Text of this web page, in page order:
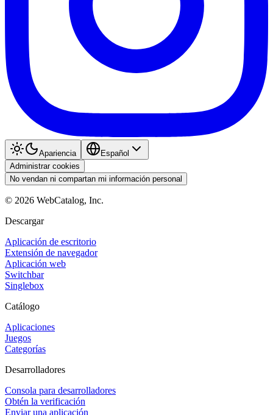
Apariencia
Español
Administrar cookies
No vendan ni compartan mi información personal
© 2026 WebCatalog, Inc.
Descargar
Aplicación de escritorio
Extensión de navegador
Aplicación web
Switchbar
Singlebox
Catálogo
Aplicaciones
Juegos
Categorías
Desarrolladores
Consola para desarrolladores
Obtén la verificación
Enviar una aplicación